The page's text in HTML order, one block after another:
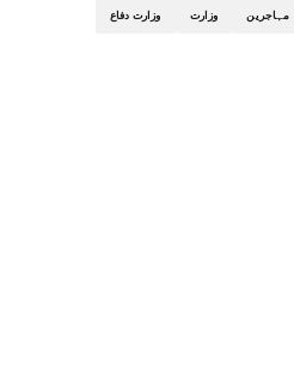
مہاجرین وزارت وزارت دفاع